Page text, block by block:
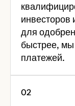
инвесторов
для
быстрее,
платежей.